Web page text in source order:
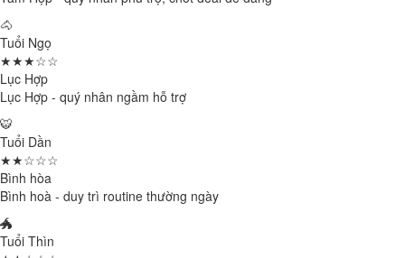
🐴
Tuổi Ngọ
★★★☆☆
Lục Hợp
Lục Hợp - quý nhân ngầm hỗ trợ
🐯
Tuổi Dần
★★☆☆☆
Bình hòa
Bình hoà - duy trì routine thường ngày
🐲
Tuổi Thìn